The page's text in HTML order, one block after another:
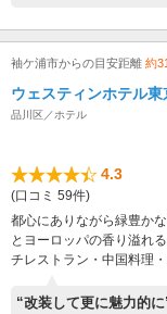
袖ケ浦市からの目安距離 約
ウェスティンホテル東
品川区／ホテル
4.3
(口コミ 59件)
都心にありながら緑豊か
とヨーロッパの香り溢れ
チレストラン・中国料理・
“改装して更に魅力的に